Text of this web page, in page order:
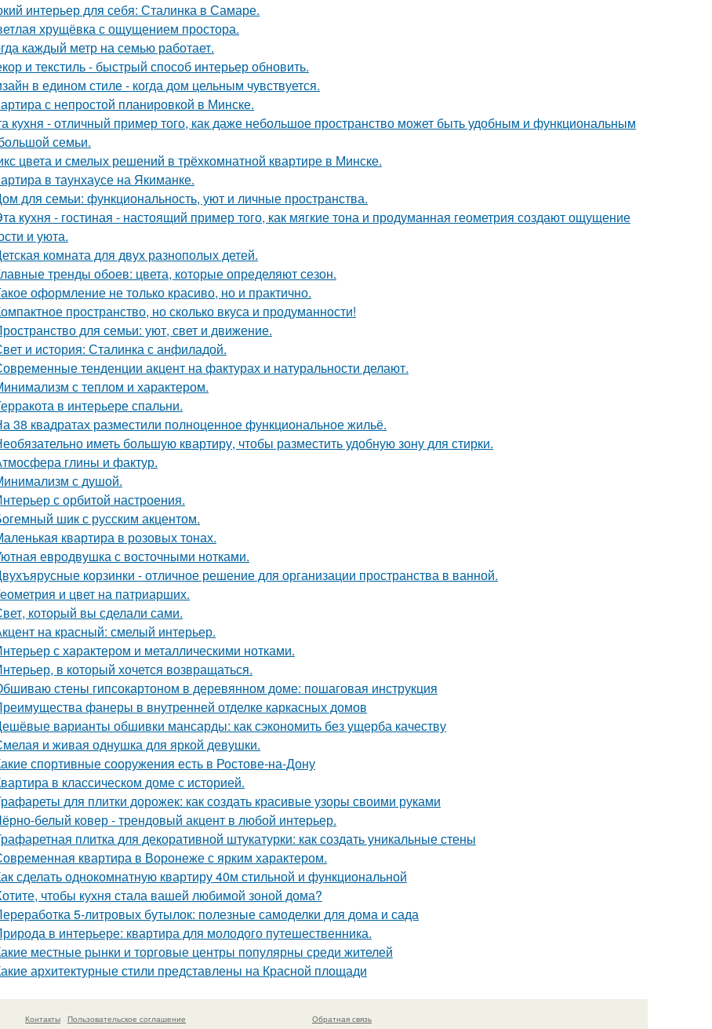
интерьер для себя: Сталинка в Самаре.
хрущёвка с ощущением простора.
каждый метр на семью работает.
и текстиль - быстрый способ интерьер обновить.
в едином стиле - когда дом цельным чувствуется.
с непростой планировкой в Минске.
кухня - отличный пример того, как даже небольшое пространство может быть удобным и функциональным
семьи.
цвета и смелых решений в трёхкомнатной квартире в Минске.
в таунхаусе на Якиманке.
для семьи: функциональность, уют и личные пространства.
кухня - гостиная - настоящий пример того, как мягкие тона и продуманная геометрия создают ощущение
и уюта.
комната для двух разнополых детей.
тренды обоев: цвета, которые определяют сезон.
оформление не только красиво, но и практично.
пространство, но сколько вкуса и продуманности!
для семьи: уют, свет и движение.
и история: Сталинка с анфиладой.
тенденции акцент на фактурах и натуральности делают.
с теплом и характером.
в интерьере спальни.
38 квадратах разместили полноценное функциональное жильё.
иметь большую квартиру, чтобы разместить удобную зону для стирки.
глины и фактур.
с душой.
с орбитой настроения.
шик с русским акцентом.
квартира в розовых тонах.
евродвушка с восточными нотками.
корзинки - отличное решение для организации пространства в ванной.
и цвет на патриарших.
который вы сделали сами.
на красный: смелый интерьер.
с характером и металлическими нотками.
в который хочется возвращаться.
стены гипсокартоном в деревянном доме: пошаговая инструкция
фанеры в внутренней отделке каркасных домов
варианты обшивки мансарды: как сэкономить без ущерба качеству
и живая однушка для яркой девушки.
спортивные сооружения есть в Ростове-на-Дону
в классическом доме с историей.
для плитки дорожек: как создать красивые узоры своими руками
белый ковер - трендовый акцент в любой интерьер.
плитка для декоративной штукатурки: как создать уникальные стены
квартира в Воронеже с ярким характером.
сделать однокомнатную квартиру 40м стильной и функциональной
чтобы кухня стала вашей любимой зоной дома?
5-литровых бутылок: полезные самоделки для дома и сада
в интерьере: квартира для молодого путешественника.
местные рынки и торговые центры популярны среди жителей
архитектурные стили представлены на Красной площади
Контакты Пользовательское соглашение Обратная связь